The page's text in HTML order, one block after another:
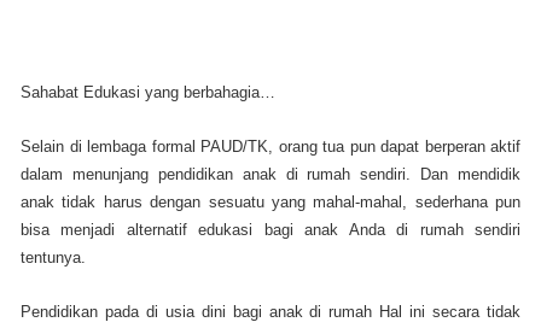
Sahabat Edukasi yang berbahagia…
Selain di lembaga formal PAUD/TK, orang tua pun dapat berperan aktif
dalam menunjang pendidikan anak di rumah sendiri. Dan mendidik
anak tidak harus dengan sesuatu yang mahal-mahal, sederhana pun
bisa menjadi alternatif edukasi bagi anak Anda di rumah sendiri
tentunya.
Pendidikan pada di usia dini bagi anak di rumah Hal ini secara tidak